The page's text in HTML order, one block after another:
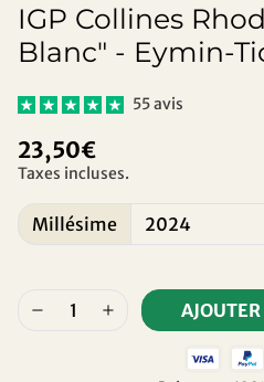
IGP Collines
Blanc" - Eymin-
55 avis
23,50€
Taxes incluses.
Millésime